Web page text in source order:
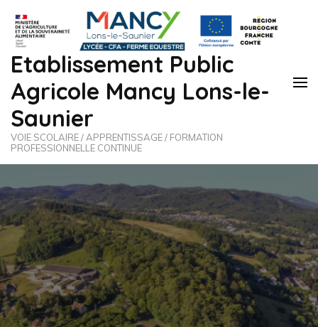
Etablissement Public
Agricole Mancy Lons-le-
Saunier
VOIE SCOLAIRE / APPRENTISSAGE / FORMATION
PROFESSIONNELLE CONTINUE